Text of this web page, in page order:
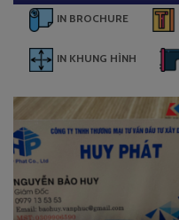
IN BROCHURE
IN KHUNG HÌNH